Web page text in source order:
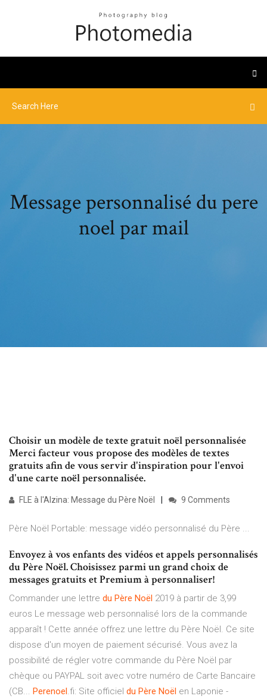
Message personnalisé du pere
noel par mail
Choisir un modèle de texte gratuit noël personnalisée
Merci facteur vous propose des modèles de textes
gratuits afin de vous servir d'inspiration pour l'envoi
d'une carte noël personnalisée.
FLE à l'Alzina: Message du Père Noël 9 Comments
Père Noël Portable: message vidéo personnalisé du Père ...
Envoyez à vos enfants des vidéos et appels personnalisés
du Père Noël. Choisissez parmi un grand choix de
messages gratuits et Premium à personnaliser!
Commander une lettre du Père Noël 2019 à partir de 3,99
euros Le message web personnalisé lors de la commande
apparaît ! Cette année offrez une lettre du Père Noël. Ce site
dispose d'un moyen de paiement sécurisé. Vous avez la
possibilité de régler votre commande du Père Noël par
chèque ou PAYPAL soit avec votre numéro de Carte Bancaire
(CB... Perenoel .fi: Site officiel du Père Noël en Laponie -